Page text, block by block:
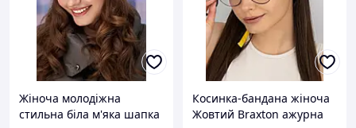
Жіноча молодіжна
стильна біла м'яка шапка
Косинка-бандана жіноча
Жовтий Braxton ажурна